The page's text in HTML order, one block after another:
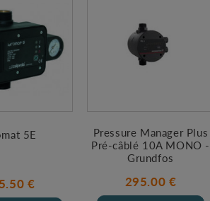
5E
€
Pressure Manager Plus
Pré-câblé 10A MONO -
Grundfos
295.00 €